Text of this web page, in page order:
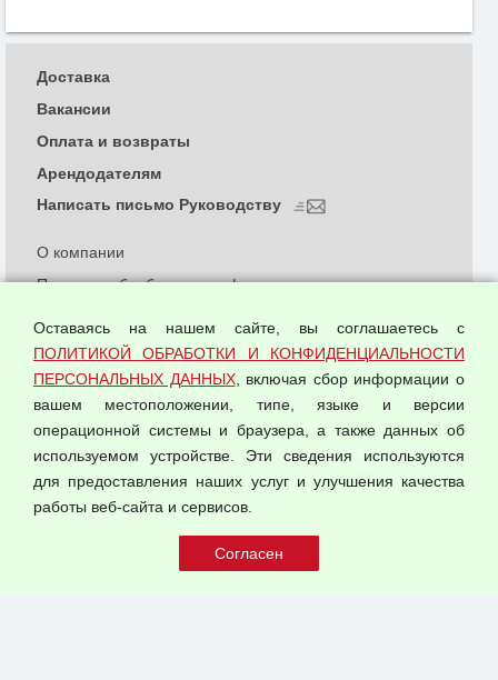
© 2026 ООО "Феникс"
О компании
Политика обработки и конфиденциальности
Согласием на обработку персональных данных
Оферта оптовой купли-продажи
Публичная оферта
Доставка
Вакансии
Оплата и возвраты
Арендодателям
Написать письмо Руководству
Оставаясь на нашем сайте, вы соглашаетесь с
ПОЛИТИКОЙ ОБРАБОТКИ И КОНФИДЕНЦИАЛЬНОСТИ
ПЕРСОНАЛЬНЫХ ДАННЫХ, включая сбор информации о
вашем местоположении, типе, языке и версии
операционной системы и браузера, а также данных об
используемом устройстве. Эти сведения используются
для предоставления наших услуг и улучшения качества
работы веб-сайта и сервисов.